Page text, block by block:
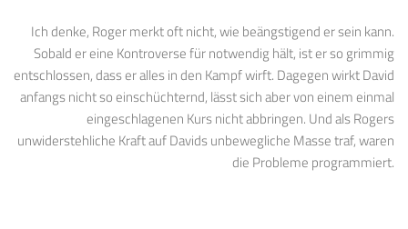
Ich denke, Roger merkt oft nicht, wie beängstigend er sein kann.
Sobald er eine Kontroverse für notwendig hält, ist er so grimmig
entschlossen, dass er alles in den Kampf wirft. Dagegen wirkt David
anfangs nicht so einschüchternd, lässt sich aber von einem einmal
eingeschlagenen Kurs nicht abbringen. Und als Rogers
unwiderstehliche Kraft auf Davids unbewegliche Masse traf, waren
die Probleme programmiert.